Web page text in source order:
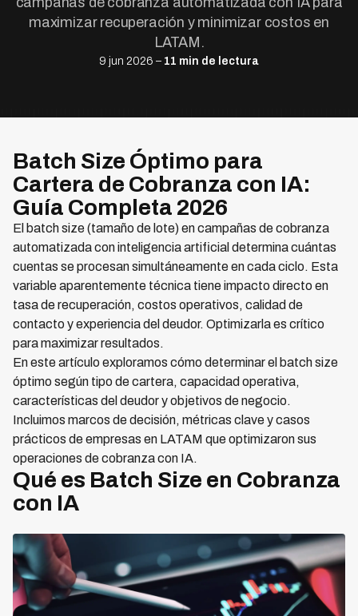
maximizar recuperación y minimizar costos en
LATAM.
9 jun 2026 – 11 min de lectura
Batch Size Óptimo para
Cartera de Cobranza con IA:
Guía Completa 2026
El batch size (tamaño de lote) en campañas de cobranza
automatizada con inteligencia artificial determina cuántas
cuentas se procesan simultáneamente en cada ciclo. Esta
variable aparentemente técnica tiene impacto directo en
tasa de recuperación, costos operativos, calidad de
contacto y experiencia del deudor. Optimizarla es crítico
para maximizar resultados.
En este artículo exploramos cómo determinar el batch size
óptimo según tipo de cartera, capacidad operativa,
características del deudor y objetivos de negocio.
Incluimos marcos de decisión, métricas clave y casos
prácticos de empresas en LATAM que optimizaron sus
operaciones de cobranza con IA.
Qué es Batch Size en Cobranza
con IA